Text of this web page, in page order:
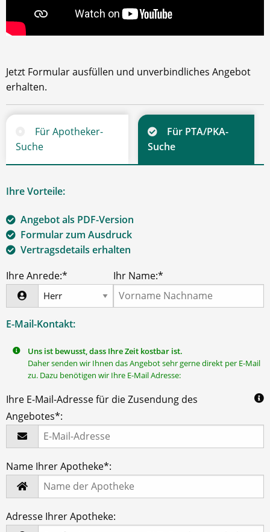
Jetzt Formular ausfüllen und unverbindliches Angebot
erhalten.
Für Apotheker-
Suche
Für PTA/PKA-
Suche
Ihre Vorteile:
Angebot als PDF-Version
Formular zum Ausdruck
Vertragsdetails erhalten
Ihre Anrede:*
Ihr Name:*
E-Mail-Kontakt:
Uns ist bewusst, dass Ihre Zeit kostbar ist.
Daher senden wir Ihnen das Angebot sehr gerne direkt per E-Mail
zu. Dazu benötigen wir Ihre E-Mail Adresse:
Ihre E-Mail-Adresse für die Zusendung des
Angebotes*:
Name Ihrer Apotheke*:
Adresse Ihrer Apotheke: